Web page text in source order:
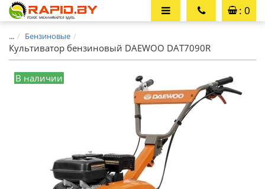
: 0
... Бензиновые
Культиватор бензиновый DAEWOO DAT7090R
В наличии